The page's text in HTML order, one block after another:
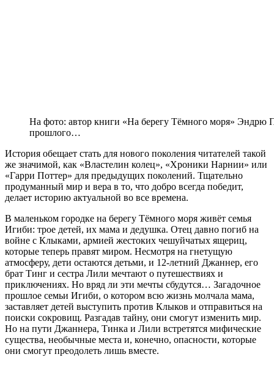
На фото: автор книги «На берегу Тёмного моря» Эндрю
прошлого…
История обещает стать для нового поколения читателей такой
же значимой, как «Властелин колец», «Хроники Нарнии» или
«Гарри Поттер» для предыдущих поколений. Тщательно
продуманный мир и вера в то, что добро всегда победит,
делает историю актуальной во все времена.
В маленьком городке на берегу Тёмного моря живёт семья
Игиби: трое детей, их мама и дедушка. Отец давно погиб на
войне с Клыками, армией жестоких чешуйчатых ящериц,
которые теперь правят миром. Несмотря на гнетущую
атмосферу, дети остаются детьми, и 12-летний Джаннер, его
брат Тинг и сестра Лили мечтают о путешествиях и
приключениях. Но вряд ли эти мечты сбудутся… Загадочное
прошлое семьи Игиби, о котором всю жизнь молчала мама,
заставляет детей выступить против Клыков и отправиться на
поиски сокровищ. Разгадав тайну, они смогут изменить мир.
Но на пути Джаннера, Тинка и Лили встретятся мифические
существа, необычные места и, конечно, опасности, которые
они смогут преодолеть лишь вместе.